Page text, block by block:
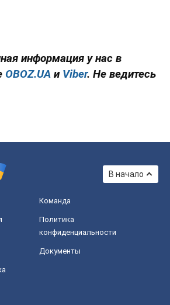
информация у нас в
OBOZ.UA и Viber. Не ведитесь
В начало
Команда
Политика
конфиденциальности
Документы